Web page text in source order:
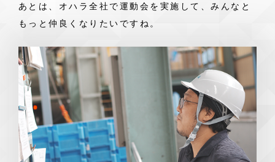
あとは、オハラ全社で運動会を実施して、みんなと
もっと仲良くなりたいですね。